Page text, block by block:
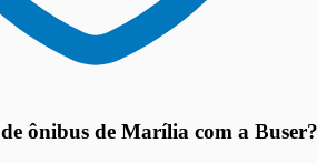
ônibus de Marília com a Buser?